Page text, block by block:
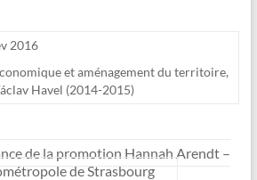
2016
et aménagement du territoire,
Havel (2014-2015)
de la promotion Hannah Arendt –
de Strasbourg